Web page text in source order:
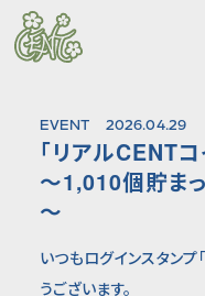
EVENT 2026.04.29
「リアルCENT
～1,010個貯ま
～
いつもログインスタンプ「
うございます。